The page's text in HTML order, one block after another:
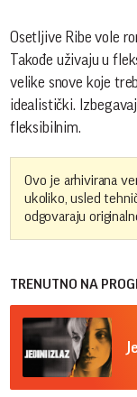
Osetljive Ribe vole
Takođe uživaju u
velike snove koje
idealistički.
fleksibilnim.
Ovo je arhivirana
ukoliko, usled
odgovaraju
TRENUTNO NA